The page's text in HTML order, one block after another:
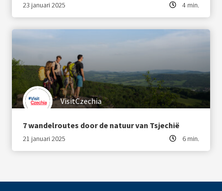
23 januari 2025 4 min.
VisitCzechia
7 wandelroutes door de natuur van Tsjechië
21 januari 2025 6 min.